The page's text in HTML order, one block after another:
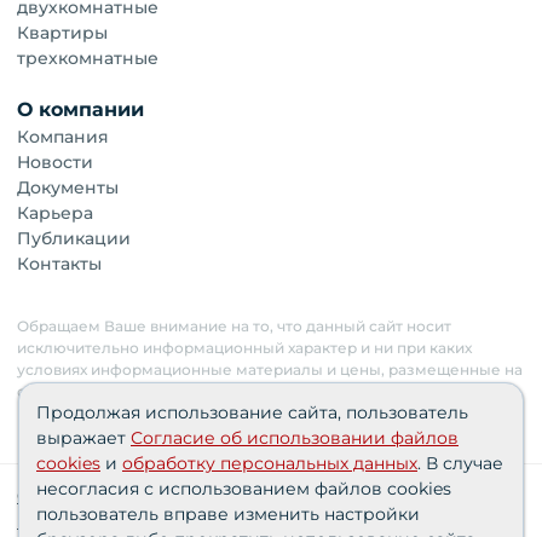
двухкомнатные
Квартиры
трехкомнатные
О компании
Компания
Новости
Документы
Карьера
Публикации
Контакты
Обращаем Ваше внимание на то, что данный сайт носит
исключительно информационный характер и ни при каких
условиях информационные материалы и цены, размещенные на
сайте, не являются публичной офертой. Застройщик имеет
право изменять стоимость объектов.
Сведения о реализуемых требованиях к защите
персональных данных АО «СЗ «Партнер‑Строй»»
Продолжая использование сайта, пользователь
выражает Согласие об использовании файлов
cookies и обработку персональных данных. В случае
несогласия с использованием файлов cookies
пользователь вправе изменить настройки